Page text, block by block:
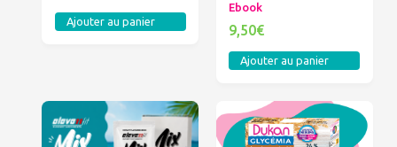
Ajouter au panier
Ebook
9,50€
Ajouter au panier